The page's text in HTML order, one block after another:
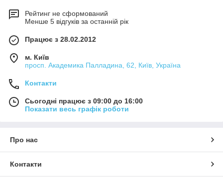
Рейтинг не сформований
Менше 5 відгуків за останній рік
Працює з 28.02.2012
м. Київ
просп. Академика Палладина, 62, Київ, Україна
Контакти
Сьогодні працює з 09:00 до 16:00
Показати весь графік роботи
Про нас
Контакти